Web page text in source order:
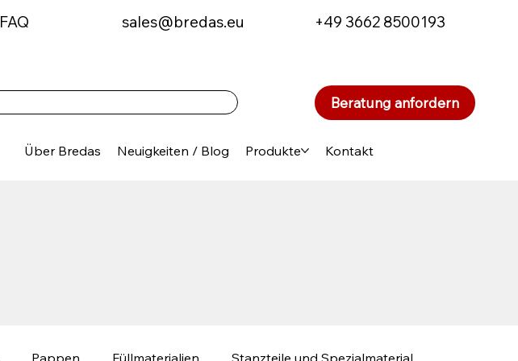
Über Bredas Neuigkeiten / Blog Produkte Kontakt
FAQ sales@bredas.eu +49 3662 8500193
Beratung anfordern
Pappen Füllmaterialien Stanzteile und Spezialmaterial